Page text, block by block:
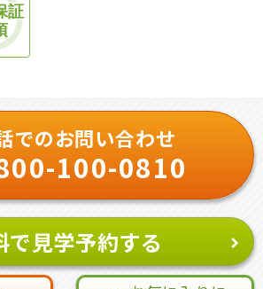
証
でのお問い合わせ
100-0810
で見学予約する